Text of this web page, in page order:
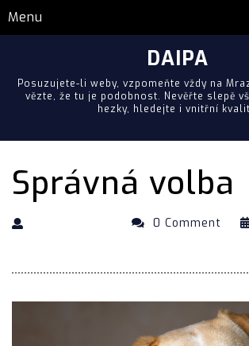
Menu
DAIPA
Posuzujete-li weby, vzpomeňte vždy na
vězte, že tu je podobnost. Nevěřte slepě
hezky, hledejte i vnitřní
Správná volba
0 Comment